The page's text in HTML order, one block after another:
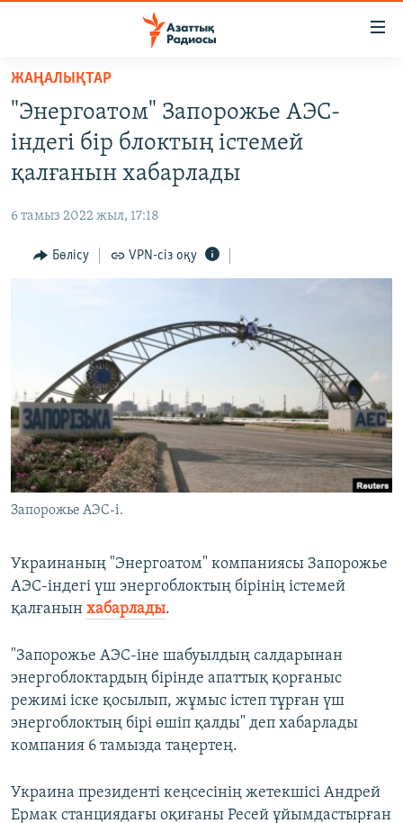
Skip
main
content
to
main
ЖАҢАЛЫҚТАР
САЯСАТ
АДАМ ҚҰҚЫҚТАРЫ
ӘЛЕУМЕТ
Русский
ЖАЗЫЛЫҢЫЗ
Басқа тілдерде
ЖАҢАЛЫҚТАР
"Энергоатом" Запорожье АЭС-
індегі бір блоктың істемей
қалғанын хабарлады
6 тамыз 2022 жыл, 17:18
Бөлісу VPN-сіз оқу
Запорожье АЭС-і.
Украинаның "Энергоатом" компаниясы Запорожье
АЭС-індегі үш энергоблоктың бірінің істемей
қалғанын хабарлады.
"Запорожье АЭС-іне шабуылдың салдарынан
энергоблоктардың бірінде апаттық қорғаныс
режимі іске қосылып, жұмыс істеп тұрған үш
энергоблоктың бірі өшіп қалды" деп хабарлады
компания 6 тамызда таңертең.
Украина президенті кеңсесінің жетекшісі Андрей
Ермак станциядағы оқиғаны Ресей ұйымдастырған